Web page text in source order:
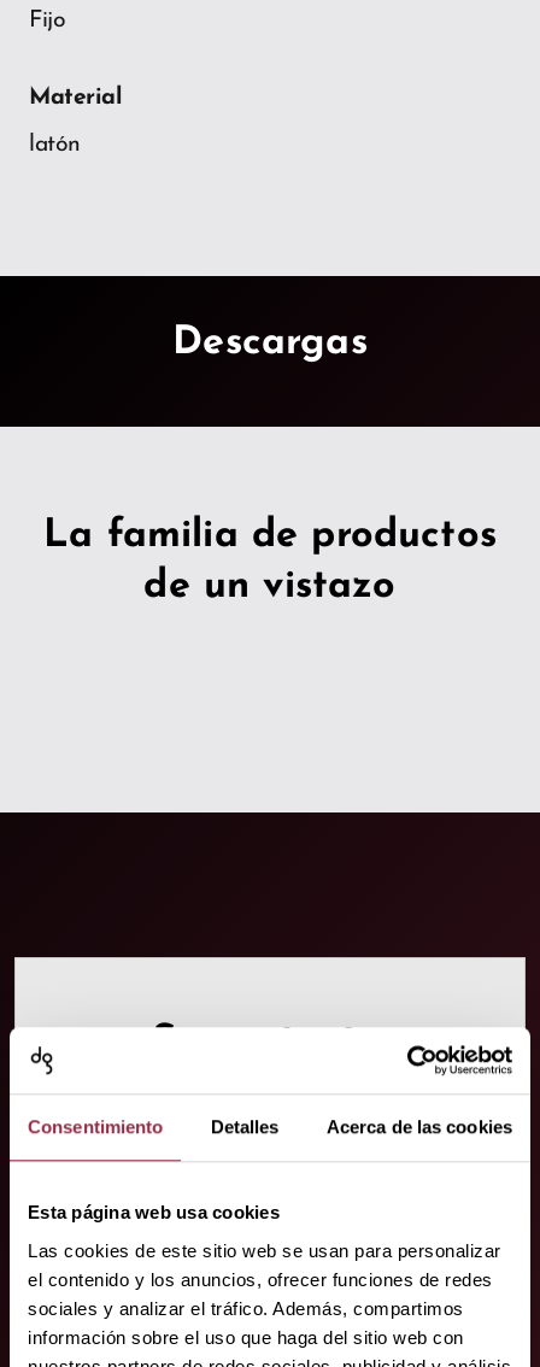
Consentimiento Detalles Acerca de las cookies
Esta página web usa cookies
Las cookies de este sitio web se usan para personalizar
el contenido y los anuncios, ofrecer funciones de redes
sociales y analizar el tráfico. Además, compartimos
información sobre el uso que haga del sitio web con
Fijo
Material
latón
Descargas
La familia de productos
de un vistazo
Su contacto.
¡Estamos donde nos necesite!
Sus socios